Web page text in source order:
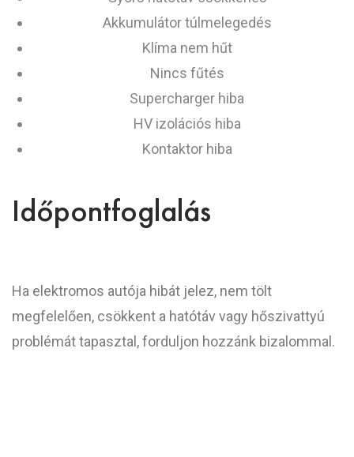
Akkumulátor túlmelegedés
Klíma nem hűt
Nincs fűtés
Supercharger hiba
HV izolációs hiba
Kontaktor hiba
Időpontfoglalás
Ha elektromos autója hibát jelez, nem tölt
megfelelően, csökkent a hatótáv vagy hőszivattyú
problémát tapasztal, forduljon hozzánk bizalommal.